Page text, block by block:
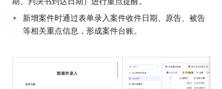
新增案件时通过表单录入案件收件日期、原告、被告
等相关重点信息，形成案件台账。